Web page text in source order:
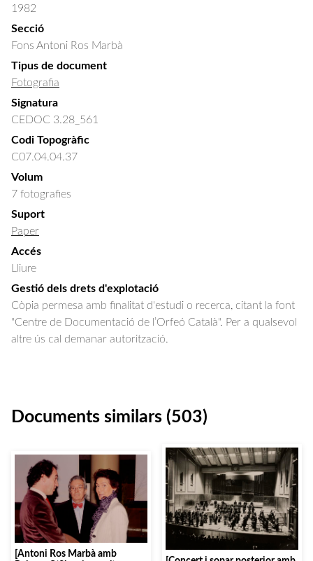
1982
Secció
Fons Antoni Ros Marbà
Tipus de document
Fotografia
Signatura
CEDOC 3.28_561
Codi Topogràfic
C07.04.04.37
Volum
7 fotografies
Suport
Paper
Accés
Lliure
Gestió dels drets d'explotació
Còpia permesa amb finalitat d'estudi o recerca, citant la font
"Centre de Documentació de l’Orfeó Català". Per a qualsevol
altre ús cal demanar autorització.
Documents similars (503)
[Antoni Ros Marbà amb